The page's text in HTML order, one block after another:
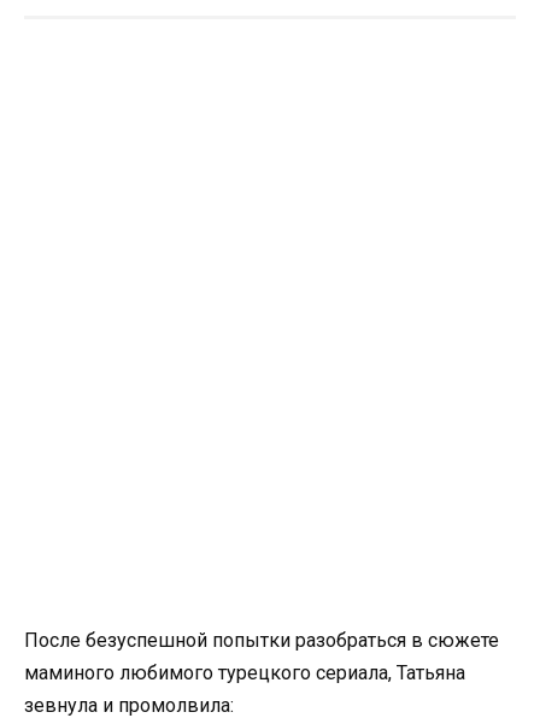
После безуспешной попытки разобраться в сюжете
маминого любимого турецкого сериала, Татьяна
зевнула и промолвила: